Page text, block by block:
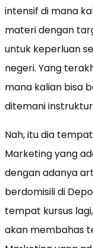
intensif di mana
materi dengan
untuk keperluan
negeri. Yang
mana kalian bisa
ditemani
Nah, itu dia
Marketing yang
dengan adanya
berdomisili di
tempat kursus
akan membahas